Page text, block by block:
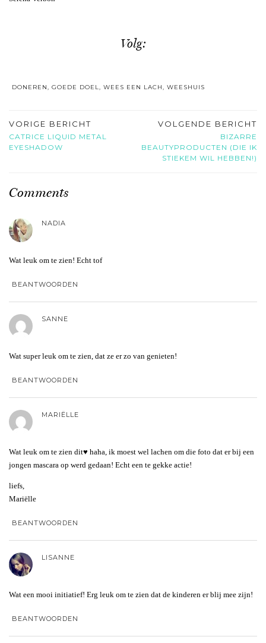
Volg:
DONEREN, GOEDE DOEL, WEES EEN LACH, WEESHUIS
VORIGE BERICHT
CATRICE LIQUID METAL
EYESHADOW
VOLGENDE BERICHT
BIZARRE
BEAUTYPRODUCTEN (DIE IK
STIEKEM WIL HEBBEN!)
Comments
NADIA
Wat leuk om te zien! Echt tof
BEANTWOORDEN
SANNE
Wat super leuk om te zien, dat ze er zo van genieten!
BEANTWOORDEN
MARIËLLE
Wat leuk om te zien dit♥ haha, ik moest wel lachen om die foto dat er bij een
jongen mascara op werd gedaan! Echt een te gekke actie!
liefs,
Mariëlle
BEANTWOORDEN
LISANNE
Wat een mooi initiatief! Erg leuk om te zien dat de kinderen er blij mee zijn!
BEANTWOORDEN